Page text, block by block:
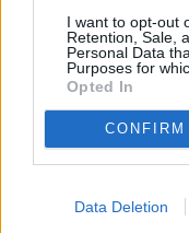
I want to opt-out
Retention, Sale,
Personal Data
Purposes for
Opted In
CONFIRM
Data Deletion